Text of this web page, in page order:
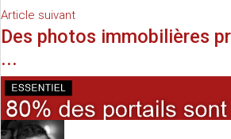
Article suivant
Des photos immobilières
...